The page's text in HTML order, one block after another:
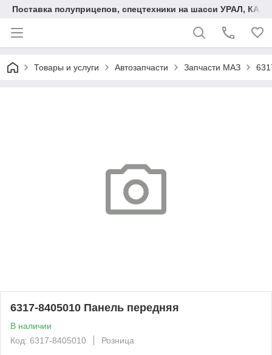
Поставка полуприцепов, спецтехники на шасси УРАЛ,
Товары и услуги Автозапчасти Запчасти МАЗ
6317-8405010 Панель передняя
В наличии
Код: 6317-8405010
Розница